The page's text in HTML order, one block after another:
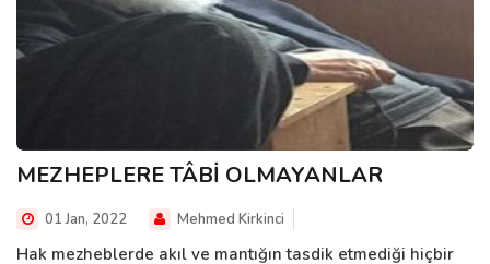
MEZHEPLERE TÂBİ OLMAYANLAR
01 Jan, 2022 Mehmed Kirkinci
Hak mezheblerde akıl ve mantığın tasdik etmediği hiçbir